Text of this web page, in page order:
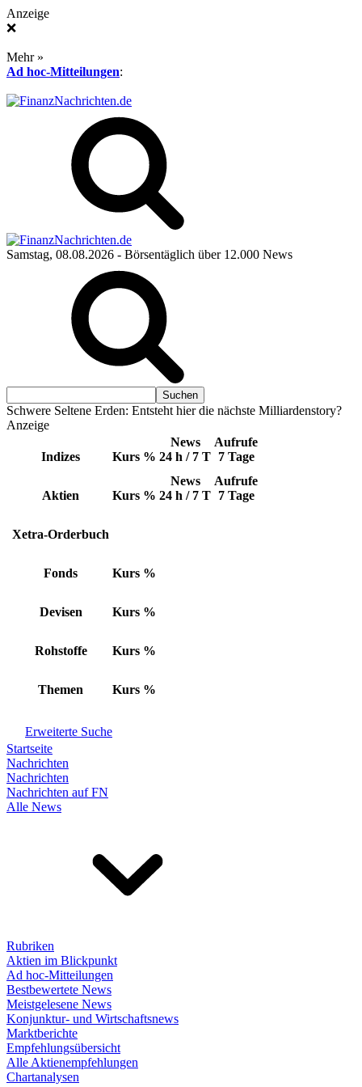
Anzeige
❌
Mehr »
Ad hoc-Mitteilungen:
Samstag, 08.08.2026 - Börsentäglich über 12.000 News
Schwere Seltene Erden: Entsteht hier die nächste Milliardenstory?
Anzeige
Indizes Kurs %
News
24 h / 7 T
Aufrufe
7 Tage
Aktien Kurs %
News
24 h / 7 T
Aufrufe
7 Tage
Xetra-Orderbuch
Fonds Kurs %
Devisen Kurs %
Rohstoffe Kurs %
Themen Kurs %
Erweiterte Suche
Startseite
Nachrichten
Nachrichten
Nachrichten auf FN
Alle News
Rubriken
Aktien im Blickpunkt
Ad hoc-Mitteilungen
Bestbewertete News
Meistgelesene News
Konjunktur- und Wirtschaftsnews
Marktberichte
Empfehlungsübersicht
Alle Aktienempfehlungen
Chartanalysen